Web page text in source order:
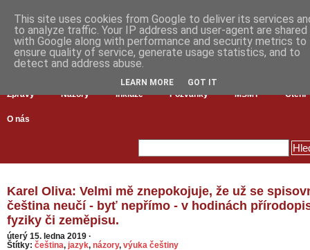
Zprávy Názory Inkluze Pozvánky MŠMT Čtení
O nás
Karel Oliva: Velmi mě znepokojuje, že už se
čeština neučí - byť nepřímo - v hodinách
fyziky či zeměpisu.
úterý 15. ledna 2019 ·
Štítky: čeština, jazyk, názory, výuka češtiny
This site uses cookies from Google to deliver its services
to analyze traffic. Your IP address and user-agent are shared
with Google along with performance and security metrics to
ensure quality of service, generate usage statistics, and to
detect and address abuse.
LEARN MORE GOT IT